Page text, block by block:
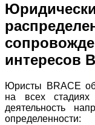
интересов
Юристы BRACE
на всех стадиях
деятельность
определенности: